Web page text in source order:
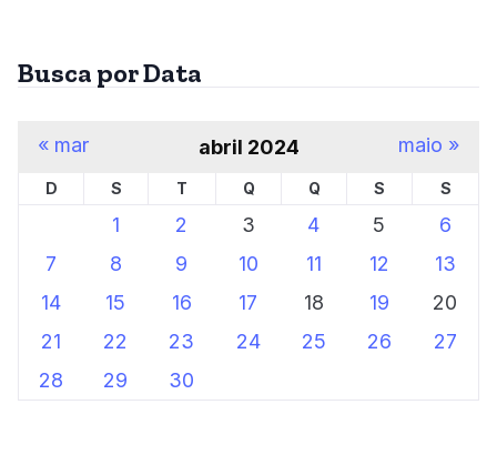
Busca por Data
abril 2024
D S T Q Q S S
1 2 3 4 5
6
7
8 9 10 11 12
13
14
15 16 17 18 19
20
21
22 23 24 25 26
27
28
29 30
« mar maio »